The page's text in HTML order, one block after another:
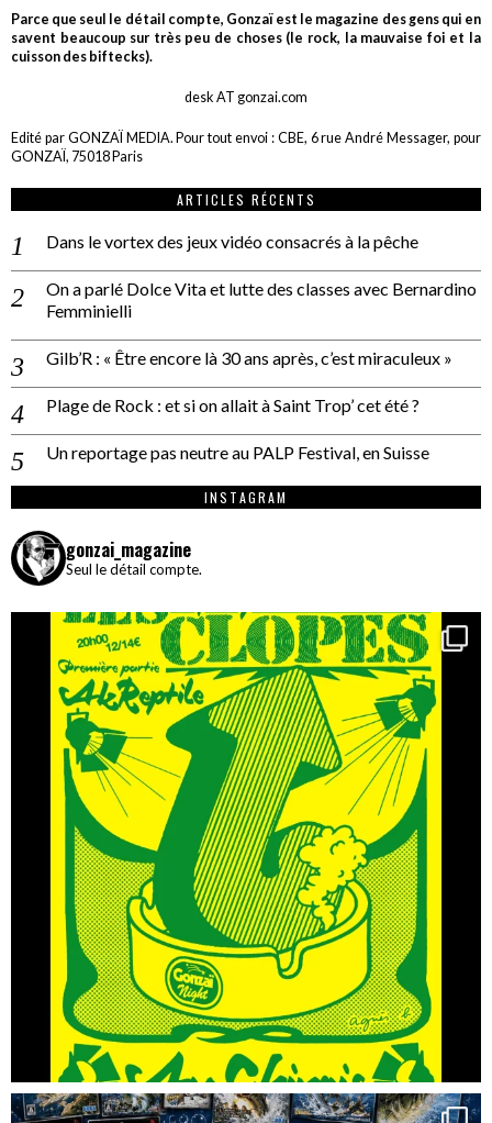
Parce que seul le détail compte, Gonzaï est le magazine des gens qui en
savent beaucoup sur très peu de choses (le rock, la mauvaise foi et la
cuisson des biftecks).
desk AT gonzai.com
Edité par GONZAÏ MEDIA. Pour tout envoi : CBE, 6 rue André Messager, pour
GONZAÏ, 75018 Paris
ARTICLES RÉCENTS
Dans le vortex des jeux vidéo consacrés à la pêche
On a parlé Dolce Vita et lutte des classes avec Bernardino
Femminielli
Gilb’R : « Être encore là 30 ans après, c’est miraculeux »
Plage de Rock : et si on allait à Saint Trop’ cet été ?
Un reportage pas neutre au PALP Festival, en Suisse
INSTAGRAM
gonzai_magazine
Seul le détail compte.